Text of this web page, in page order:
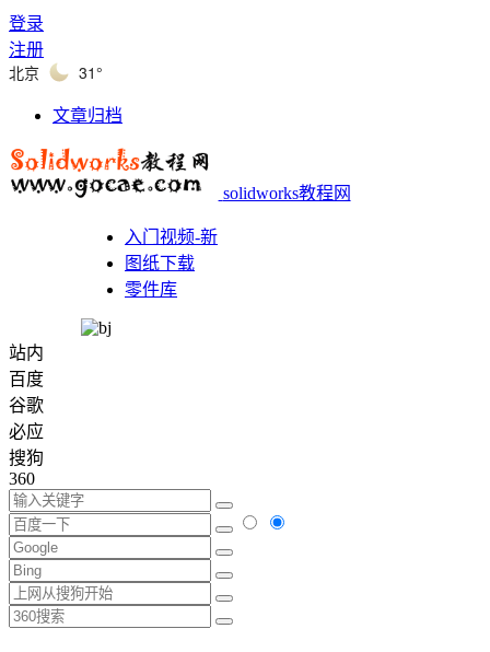
登录
注册
北京 31°
文章归档
solidworks教程网
入门视频-新
图纸下载
零件库
站内
百度
谷歌
必应
搜狗
360